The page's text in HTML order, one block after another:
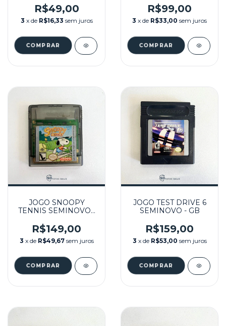
R$49,00
3 x de R$16,33 sem juros
R$99,00
3 x de R$33,00 sem juros
JOGO SNOOPY
TENNIS SEMINOVO -
R$149,00
3 x de R$49,67 sem juros
JOGO TEST DRIVE 6
SEMINOVO - GB
R$159,00
3 x de R$53,00 sem juros